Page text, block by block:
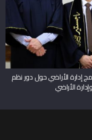
إدارة الأراضي حول دور نظم
الأراضي